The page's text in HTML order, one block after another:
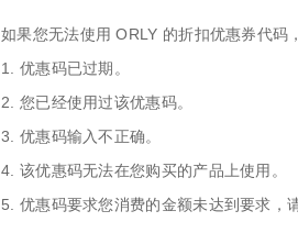
如果您无法使用 ORLY 的折扣优惠券代码
1. 优惠码已过期。
2. 您已经使用过该优惠码。
3. 优惠码输入不正确。
4. 该优惠码无法在您购买的产品上使用。
5. 优惠码要求您消费的金额未达到要求，